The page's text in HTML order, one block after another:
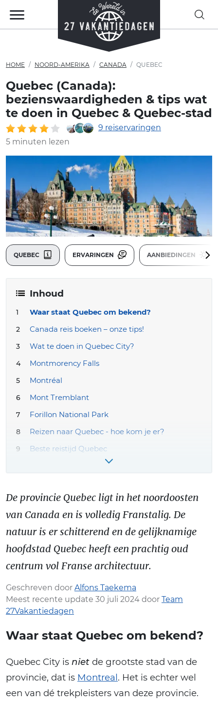
HOME NOORD-AMERIKA CANADA QUEBEC
Quebec (Canada):
bezienswaardigheden & tips wat
te doen in Quebec & Quebec-stad
9 reiservaringen
5 minuten lezen
QUEBEC ERVARINGEN AANBIEDINGEN
Inhoud
Waar staat Quebec om bekend?
Canada reis boeken – onze tips!
Wat te doen in Quebec City?
Montmorency Falls
Montréal
Mont Tremblant
Forillon National Park
Reizen naar Quebec - hoe kom je er?
Beste reistijd Quebec
Canada reis boeken – onze tips!
De provincie Quebec ligt in het noordoosten
van Canada en is volledig Franstalig. De
natuur is er schitterend en de gelijknamige
hoofdstad Quebec heeft een prachtig oud
centrum vol Franse architectuur.
Geschreven door Alfons Taekema
Meest recente update 30 juli 2024 door Team
27Vakantiedagen
Waar staat Quebec om bekend?
Quebec City is niet de grootste stad van de
provincie, dat is Montreal. Het is echter wel
een van dé trekpleisters van deze provincie.